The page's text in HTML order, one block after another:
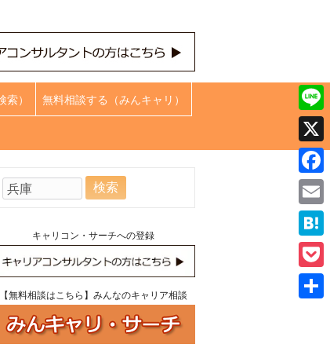
） 無料相談する（みんキャリ）
検
キャリコン・サーチへの登録
【無料相談はこちら】みんなのキャリア相談
Line
X
Email